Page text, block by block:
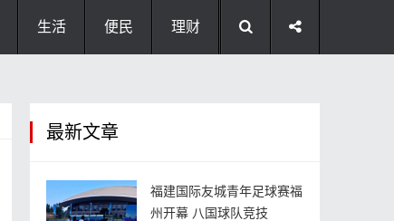
生活 便民 理财
最新文章
福建国际友城青年足球赛福
州开幕 八国球队竞技